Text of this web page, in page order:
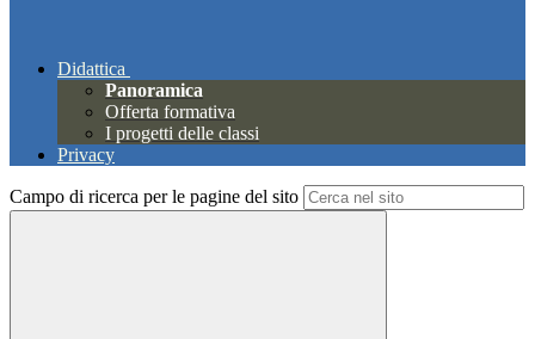
Didattica
Panoramica
Offerta formativa
I progetti delle classi
Privacy
Campo di ricerca per le pagine del sito